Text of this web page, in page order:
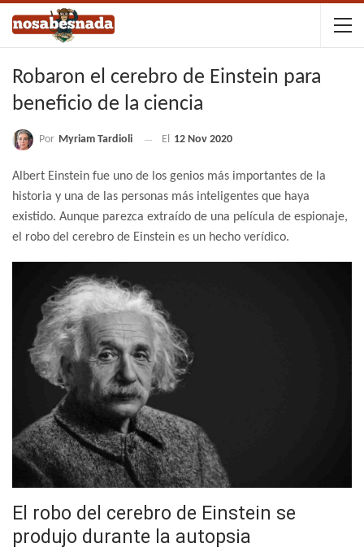
Robaron el cerebro de Einstein para
beneficio de la ciencia
Por Myriam Tardioli El 12 Nov 2020
Albert Einstein fue uno de los genios más importantes de la
historia y una de las personas más inteligentes que haya
existido. Aunque parezca extraído de una película de espionaje,
el robo del cerebro de Einstein es un hecho verídico.
El robo del cerebro de Einstein se
produjo durante la autopsia